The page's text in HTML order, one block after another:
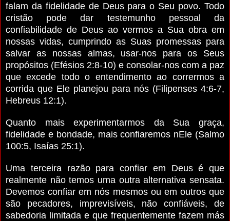
falam da fidelidade de Deus para o Seu povo. Todo
cristão pode dar testemunho pessoal da
confiabilidade de Deus ao vermos a Sua obra em
nossas vidas, cumprindo as Suas promessas para
salvar as nossas almas, usar-nos para os Seus
propósitos (Efésios 2:8-10) e consolar-nos com a paz
que excede todo o entendimento ao corrermos a
corrida que Ele planejou para nós (Filipenses 4:6-7,
Hebreus 12:1).
Quanto mais experimentarmos da Sua graça,
fidelidade e bondade, mais confiaremos nEle (Salmo
100:5, Isaías 25:1).
Uma terceira razão para confiar em Deus é que
realmente não temos uma outra alternativa sensata.
Devemos confiar em nós mesmos ou em outros que
são pecadores, imprevisíveis, não confiáveis, de
sabedoria limitada e que frequentemente fazem más